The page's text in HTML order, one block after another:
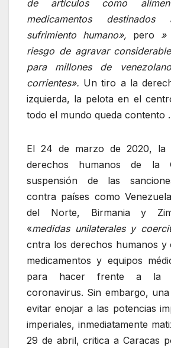
de artículos como
medicamentos
sufrimiento humano», pero »
riesgo de agravar
para millones de
corrientes». Un tiro a la
izquierda, la pelota en el
todo el mundo queda contento
El 24 de marzo de 2020, la
derechos humanos de la
suspensión de las
contra países como
del Norte, Birmania y
«medidas unilaterales y
cntra los derechos humanos y
medicamentos y equipos
para hacer frente a la
coronavirus. Sin embargo,
evitar enojar a las potencias
imperiales, inmediatamente
29 de abril, critica a Caracas